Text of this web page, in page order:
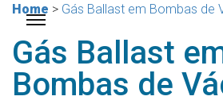
Home > Gás Ballast em Bombas de
Gás Ballast
Bombas de